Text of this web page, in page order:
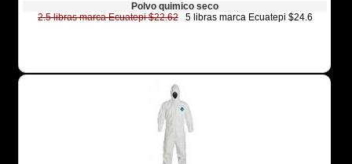
Polvo quimico seco
2.5 libras marca Ecuatepi $22.625 libras marca Ecuatepi $24.6